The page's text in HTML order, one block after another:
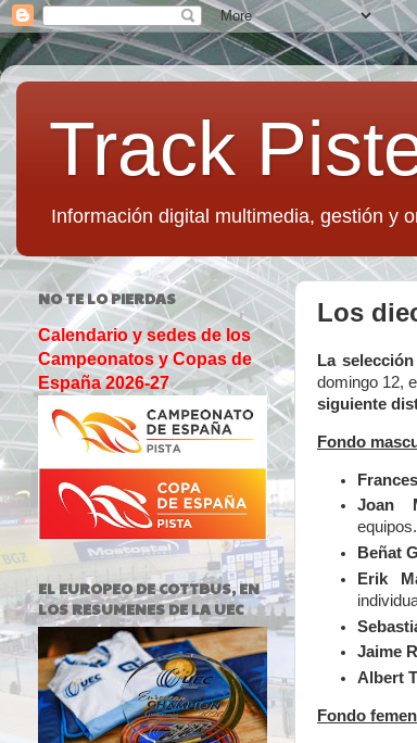
Track
Información digital multimedia, gestión y
Los
La
domingo 12,
siguiente
Fondo
Joan
equipos.
Beñat
Erik
Jaime
Albert
Fondo
NO TE LO PIERDAS
Calendario y sedes de los
Campeonatos y Copas de
España 2026-27
EL EUROPEO DE COTTBUS, EN
LOS RESUMENES DE LA UEC